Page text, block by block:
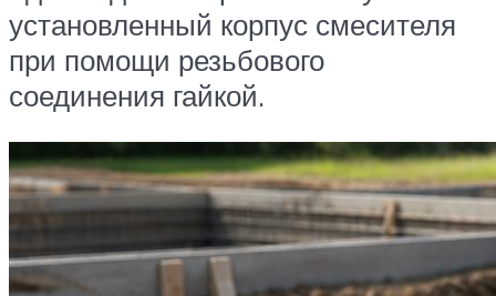
установленный корпус смесителя
при помощи резьбового
соединения гайкой.